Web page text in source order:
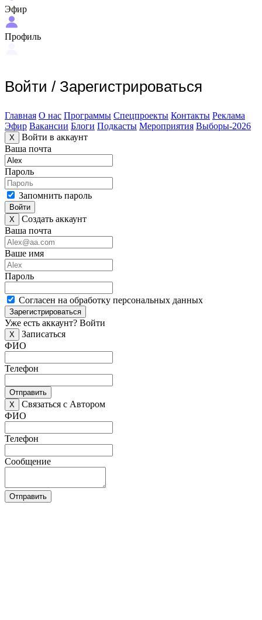
Эфир
Профиль
Войти / Зарегистрироваться
Главная О нас Программы Спецпроекты Контакты Реклама
Эфир Вакансии Блоги Подкасты Мероприятия Выборы-2026
X
Войти в аккаунт
Ваша почта
Пароль
Запомнить пароль
Войти
X
Создать аккаунт
Ваша почта
Ваше имя
Пароль
Согласен на обработку персональных данных
Зарегистрироваться
Уже есть аккаунт? Войти
X
Записаться
ФИО
Телефон
Отправить
X
Связаться с Автором
ФИО
Телефон
Сообщение
Отправить